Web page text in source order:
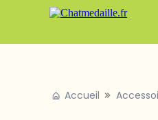
Accueil